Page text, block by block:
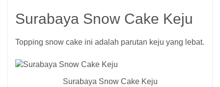
Surabaya Snow Cake Keju
Topping snow cake ini adalah parutan keju yang lebat.
Surabaya Snow Cake Keju